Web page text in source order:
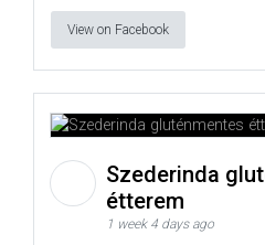
View on Facebook
Szederinda
étterem
1 week 4 days ago